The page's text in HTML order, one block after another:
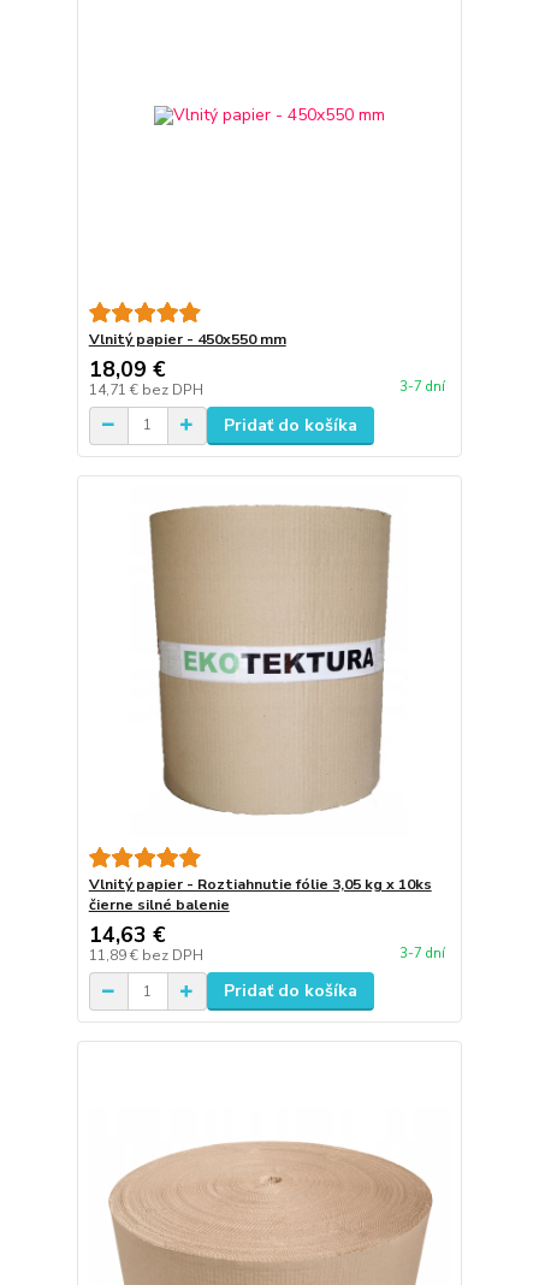
Vlnitý papier - 450x550 mm
18,09 €
14,71 € bez DPH 3-7 dní
Pridať do košíka
Vlnitý papier - Roztiahnutie fólie 3,05 kg x 10ks
čierne silné balenie
14,63 €
11,89 € bez DPH 3-7 dní
Pridať do košíka